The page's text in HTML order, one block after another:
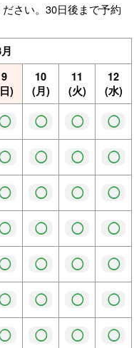
さい。30日後まで予約
9
)
10
(月)
11
(火)
12
(水)
◯ ◯ ◯
◯ ◯ ◯
◯ ◯ ◯
◯ ◯ ◯
◯ ◯ ◯
◯ ◯ ◯
◯ ◯ ◯